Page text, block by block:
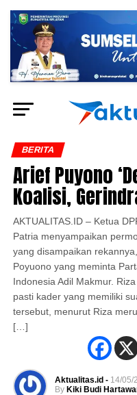
BERITA
Arief Puyono
Koalisi,
AKTUALITAS.ID – Ketua
Patria menyampaikan
yang disampaikan
Poyuono yang meminta
Indonesia Adil Makmur.
pasti kader yang memiliki
tersebut, menurut Riza
[…]
Aktualitas.id - 14/05/
By Kiki Budi